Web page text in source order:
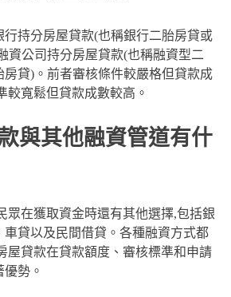
持分房屋貸款(也稱銀行二胎房貸或
資公司持分房屋貸款(也稱融資型二
房貸)。前者審核條件較嚴格但貸款成
較寬鬆但貸款成數較高。
與其他融資管道有什
眾在獲取資金時還有其他選擇,包括銀
車貸以及民間借貸。各種融資方式都
屋貸款在貸款額度、審核標準和申請
勢。